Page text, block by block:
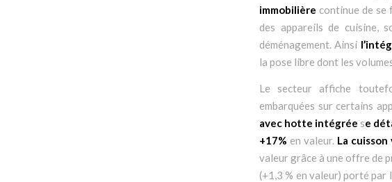
immobilière continue de se
des appareils de cuisine,
déménagement. Ainsi
la pose libre dont les
Le secteur affiche
embarquées sur certains
avec hotte intégrée se
+17% en valeur. La
valeur grâce à une offre de
(+1,3 % en valeur) porté